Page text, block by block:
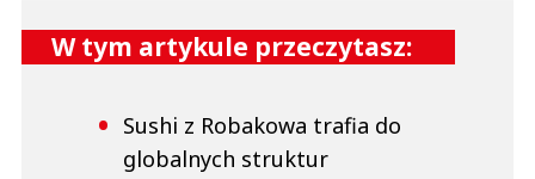
W tym artykule przeczytasz:
Sushi z Robakowa trafia do
globalnych struktur